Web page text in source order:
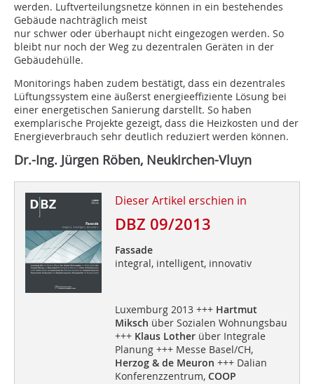
werden. Luftverteilungsnetze können in ein bestehendes
Gebäude nachträglich meist
nur schwer oder überhaupt nicht eingezogen werden. So
bleibt nur noch der Weg zu dezentralen Geräten in der
Gebäudehülle.
Monitorings haben zudem bestätigt, dass ein dezentrales
Lüftungssystem eine äußerst energieeffiziente Lösung bei
einer energetischen Sanierung darstellt. So haben
exemplarische Projekte gezeigt, dass die Heizkosten und der
Energieverbrauch sehr deutlich reduziert werden können.
Dr.-Ing. Jürgen Röben, Neukirchen-Vluyn
Dieser Artikel erschien in
DBZ 09/2013
Fassade
integral, intelligent, innovativ
Luxemburg 2013 +++ Hartmut
Miksch über Sozialen Wohnungsbau
+++ Klaus Lotherüber Integrale
Planung +++ Messe Basel/CH,
Herzog & de Meuron +++ Dalian
Konferenzzentrum,COOP